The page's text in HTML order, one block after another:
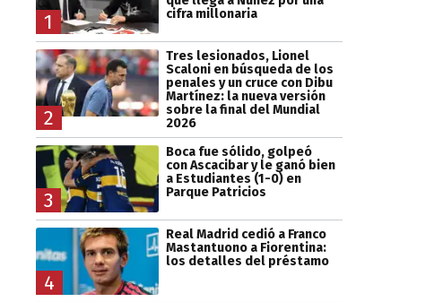
1
cifra millonaria
2
Tres lesionados, Lionel
Scaloni en búsqueda de los
penales y un cruce con Dibu
Martínez: la nueva versión
sobre la final del Mundial
2026
3
Boca fue sólido, golpeó
con Ascacibar y le ganó bien
a Estudiantes (1-0) en
Parque Patricios
4
Real Madrid cedió a Franco
Mastantuono a Fiorentina:
los detalles del préstamo